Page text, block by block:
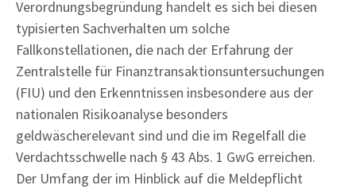
Verordnungsbegründung handelt es sich bei diesen
typisierten Sachverhalten um solche
Fallkonstellationen, die nach der Erfahrung der
Zentralstelle für Finanztransaktionsuntersuchungen
(FIU) und den Erkenntnissen insbesondere aus der
nationalen Risikoanalyse besonders
geldwäscherelevant sind und die im Regelfall die
Verdachtsschwelle nach § 43 Abs. 1 GwG erreichen.
Der Umfang der im Hinblick auf die Meldepflicht